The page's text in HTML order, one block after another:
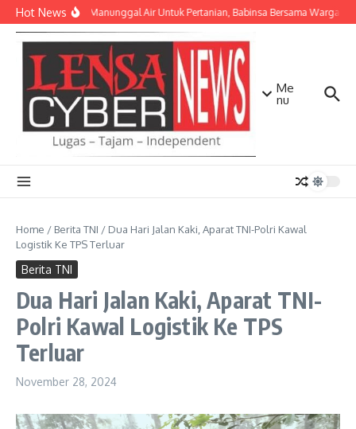
Lewati ke konten
Hot NewsTNI AD Manunggal Air Untuk Pertanian, Babinsa Bersama Warga
Me
nu
Home / Berita TNI / Dua Hari Jalan Kaki, Aparat TNI-Polri Kawal
Logistik Ke TPS Terluar
Berita TNI
Dua Hari Jalan Kaki, Aparat TNI-
Polri Kawal Logistik Ke TPS
Terluar
November 28, 2024